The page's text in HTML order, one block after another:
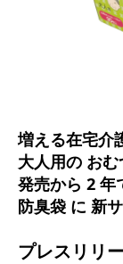
増える在宅介
大人用の お
発売から 2 年
防臭袋 に 新
プレスリリ